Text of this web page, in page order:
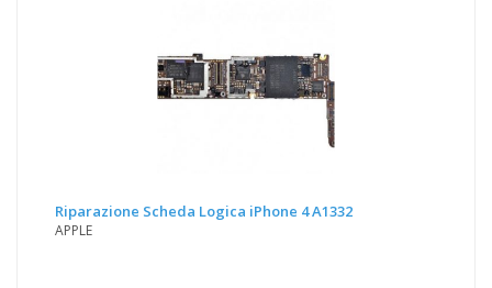
Riparazione Scheda Logica iPhone 4 A1332
APPLE